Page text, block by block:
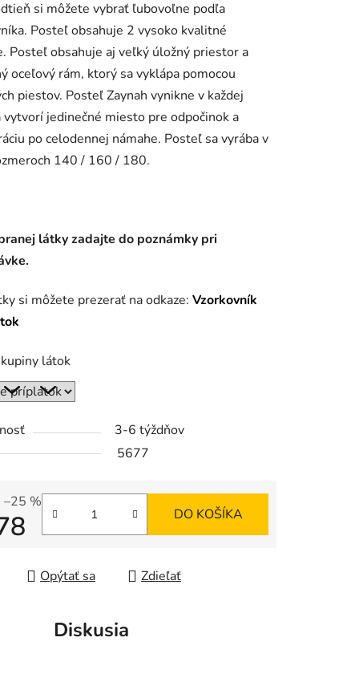
si môžete vybrať ľubovoľne podľa
Posteľ obsahuje 2 vysoko kvalitné
Posteľ obsahuje aj veľký úložný priestor a
oceľový rám, ktorý sa vyklápa pomocou
piestov. Posteľ Zaynah vynikne v každej
vytvorí jedinečné miesto pre odpočinok a
po celodennej námahe. Posteľ sa vyrába v
140 / 160 / 180.
látky zadajte do poznámky pri
si môžete prezerať na odkaze: Vzorkovník
látok
3-6 týždňov
5677
–25 %
DO KOŠÍKA
Opýtať sa Zdieľať
Diskusia